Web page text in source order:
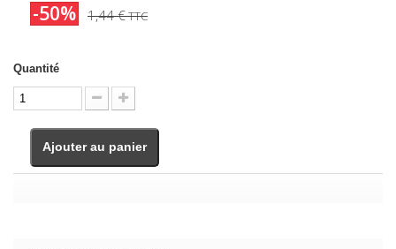
-50% 1,44 €TTC
Quantité
Ajouter au panier